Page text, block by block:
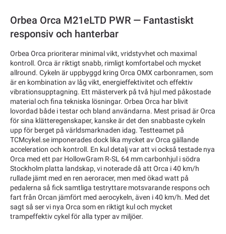
Orbea Orca M21eLTD PWR — Fantastiskt
responsiv och hanterbar
Orbea Orca prioriterar minimal vikt, vridstyvhet och maximal
kontroll. Orca är riktigt snabb, rimligt komfortabel och mycket
allround. Cykeln är uppbyggd kring Orca OMX carbonramen, som
är en kombination av låg vikt, energieffektivitet och effektiv
vibrationsupptagning. Ett mästerverk på två hjul med påkostade
material och fina tekniska lösningar. Orbea Orca har blivit
lovordad både i testar och bland användarna. Mest prisad är Orca
för sina klätteregenskaper, kanske är det den snabbaste cykeln
upp för berget på världsmarknaden idag. Testteamet på
TCMcykel.se imponerades dock lika mycket av Orca gällande
acceleration och kontroll. En kul detalj var att vi också testade nya
Orca med ett par HollowGram R-SL 64 mm carbonhjul i södra
Stockholm platta landskap, vi noterade då att Orca i 40 km/h
rullade jämt med en ren aeroracer, men med ökad watt på
pedalerna så fick samtliga testryttare motsvarande respons och
fart från Orcan jämfört med aerocykeln, även i 40 km/h. Med det
sagt så ser vi nya Orca som en riktigt kul och mycket
trampeffektiv cykel för alla typer av miljöer.